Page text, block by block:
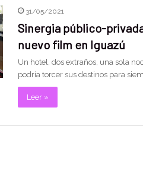
31/05/2021
Sinergia público-
nuevo film en Iguazú
Un hotel, dos extraños, una sola
podría torcer sus destinos para
Leer »